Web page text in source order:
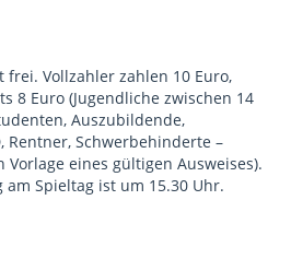
frei. Vollzahler zahlen 10 Euro,
8 Euro (Jugendliche zwischen 14
Auszubildende,
Rentner, Schwerbehinderte –
Vorlage eines gültigen Ausweises).
Spieltag ist um 15.30 Uhr.